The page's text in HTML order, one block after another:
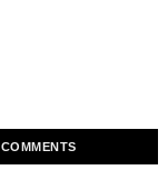
COMMENTS